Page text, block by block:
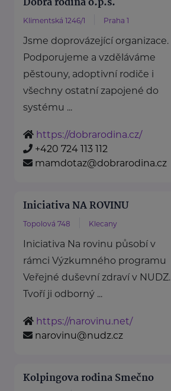
Klimentská 1246/1 Praha 1
Jsme doprovázející organizace.
Podporujeme a vzděláváme
pěstouny, adoptivní rodiče i
všechny ostatní zapojené do
systému ...
https://dobrarodina.cz/
+420 724 113 112
mamdotaz@dobrarodina.cz
Iniciativa NA ROVINU
Topolová 748 Klecany
Iniciativa Na rovinu působí v
rámci Výzkumného programu
Veřejné duševní zdraví v NUDZ.
Tvoří ji odborný ...
https://narovinu.net/
narovinu@nudz.cz
Kolpingova rodina Smečno